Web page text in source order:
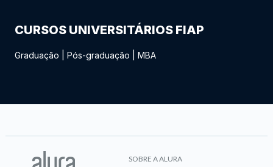
CURSOS UNIVERSITÁRIOS FIAP
Graduação Pós-graduação MBA
SOBRE A ALURA